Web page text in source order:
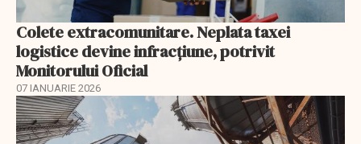
Colete extracomunitare. Neplata taxei
logistice devine infracțiune, potrivit
Monitorului Oficial
07 IANUARIE 2026